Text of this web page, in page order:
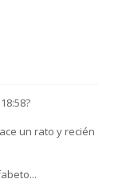
un rato y recién